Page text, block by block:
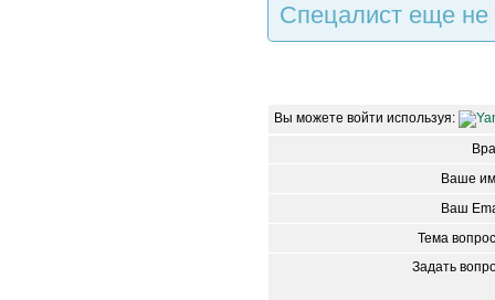
Спецалист еще не
Вы можете войти используя:
Ваше
Ваш
Тема
Задать